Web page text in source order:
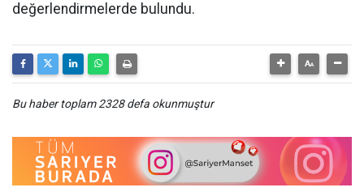
değerlendirmelerde bulundu.
Bu haber toplam 2328 defa okunmuştur